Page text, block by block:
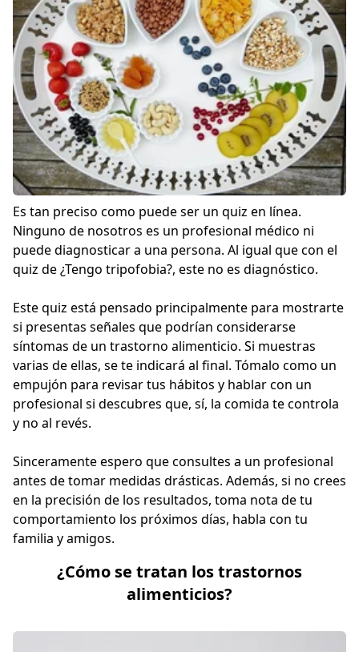
Es tan preciso como puede ser un quiz en línea.
Ninguno de nosotros es un profesional médico ni
puede diagnosticar a una persona. Al igual que con el
quiz de ¿Tengo tripofobia?, este no es diagnóstico.
Este quiz está pensado principalmente para mostrarte
si presentas señales que podrían considerarse
síntomas de un trastorno alimenticio. Si muestras
varias de ellas, se te indicará al final. Tómalo como un
empujón para revisar tus hábitos y hablar con un
profesional si descubres que, sí, la comida te controla
y no al revés.
Sinceramente espero que consultes a un profesional
antes de tomar medidas drásticas. Además, si no crees
en la precisión de los resultados, toma nota de tu
comportamiento los próximos días, habla con tu
familia y amigos.
¿Cómo se tratan los trastornos
alimenticios?